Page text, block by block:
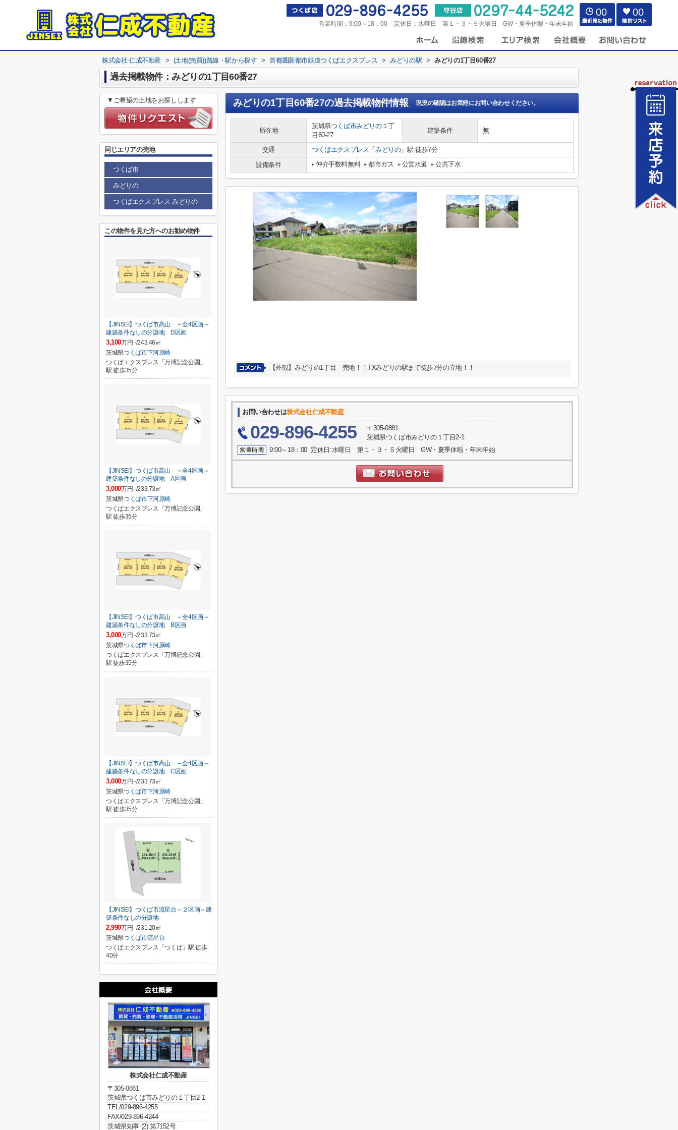
営業時間： 9:00～18：00 定休日： 水曜日 第１・３・５火曜日 GW・夏季休暇・年末年始
00 00
株式会社 仁成不動産 > (土地(売買))路線・駅から探す > 首都圏新都市鉄道つくばエクスプレス > みどりの駅 > みどりの1丁目60番27
過去掲載物件：みどりの1丁目60番27
みどりの1丁目60番27の過去掲載物件情報 現況の確認はお気軽にお問い合わせください。
所在地
茨城県つくば市みどりの１丁
目60-27
建築条件 無
交通 つくばエクスプレス 「みどりの」駅 徒歩7分
設備条件
仲介手数料無料 都市ガス 公営水道 公共下水
【外観】みどりの1丁目 売地！！TXみどりの駅まで徒歩7分の立地！！
お問い合わせは株式会社仁成不動産
029-896-4255
〒305-0881
茨城県つくば市みどりの１丁目2-1
9:00～18：00 定休日:水曜日 第１・３・５火曜日 GW・夏季休暇・年末年始
▼ご希望の土地をお探しします
同じエリアの売地
つくば市
みどりの
つくばエクスプレス みどりの
この物件を見た方へのお勧め物件
【JINSEI】つくば市高山 ～全4区画～
建築条件なしの分譲地 D区画
3,100万円 -/243.46㎡
茨城県つくば市下河原崎
つくばエクスプレス「万博記念公園」
駅 徒歩35分
【JINSEI】つくば市高山 ～全4区画～
建築条件なしの分譲地 A区画
3,000万円 -/233.73㎡
茨城県つくば市下河原崎
つくばエクスプレス「万博記念公園」
駅 徒歩35分
【JINSEI】つくば市高山 ～全4区画～
建築条件なしの分譲地 B区画
3,000万円 -/233.73㎡
茨城県つくば市下河原崎
つくばエクスプレス「万博記念公園」
駅 徒歩35分
【JINSEI】つくば市高山 ～全4区画～
建築条件なしの分譲地 C区画
3,000万円 -/233.73㎡
茨城県つくば市下河原崎
つくばエクスプレス「万博記念公園」
駅 徒歩35分
【JINSEI】つくば市流星台～２区画～建
築条件なしの分譲地
2,990万円 -/231.20㎡
茨城県つくば市流星台
つくばエクスプレス「つくば」駅 徒歩
40分
株式会社仁成不動産
〒305-0881
茨城県つくば市みどりの１丁目2-1
TEL/029-896-4255
FAX/029-896-4244
茨城県知事 (2) 第7152号